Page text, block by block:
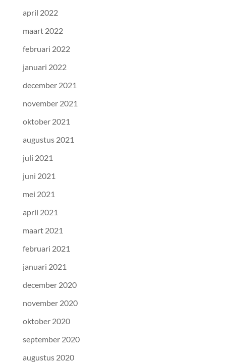
april 2022
maart 2022
februari 2022
januari 2022
december 2021
november 2021
oktober 2021
augustus 2021
juli 2021
juni 2021
mei 2021
april 2021
maart 2021
februari 2021
januari 2021
december 2020
november 2020
oktober 2020
september 2020
augustus 2020